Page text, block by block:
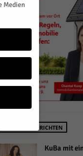
NEUSTE NACHRICHTEN
KuBa mit
Medien
geben